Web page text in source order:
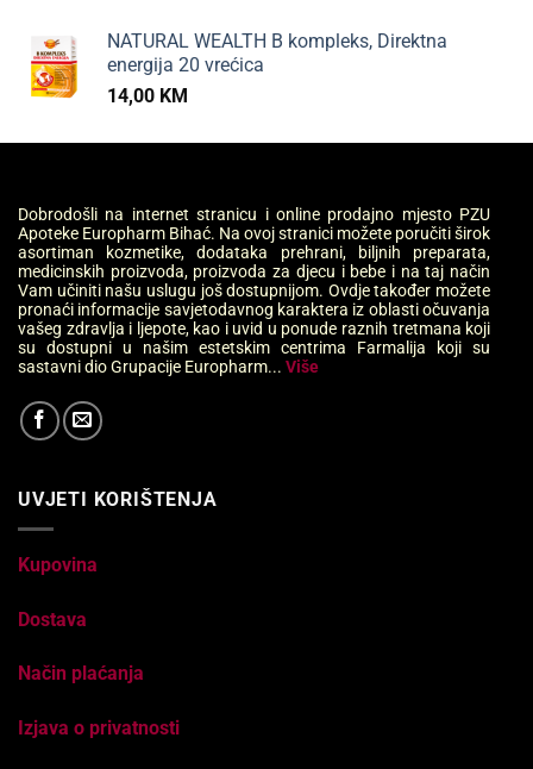
NATURAL WEALTH B kompleks, Direktna
energija 20 vrećica
14,00 KM
Dobrodošli na internet stranicu i online prodajno mjesto PZU
Apoteke Europharm Bihać. Na ovoj stranici možete poručiti širok
asortiman kozmetike, dodataka prehrani, biljnih preparata,
medicinskih proizvoda, proizvoda za djecu i bebe i na taj način
Vam učiniti našu uslugu još dostupnijom. Ovdje također možete
pronaći informacije savjetodavnog karaktera iz oblasti očuvanja
vašeg zdravlja i ljepote, kao i uvid u ponude raznih tretmana koji
su dostupni u našim estetskim centrima Farmalija koji su
sastavni dio Grupacije Europharm... Više
UVJETI KORIŠTENJA
Kupovina
Dostava
Način plaćanja
Izjava o privatnosti